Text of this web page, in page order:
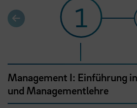
1
Management I: Einführung
und Managementlehre